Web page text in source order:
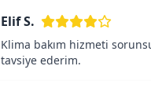
Elif S.
Klima bakım hizmeti
tavsiye ederim.